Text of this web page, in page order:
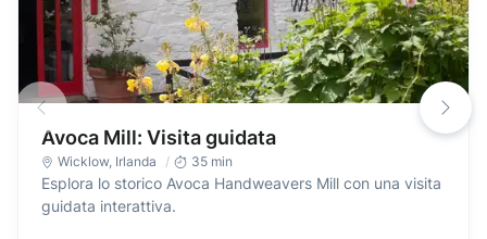
Avoca Mill: Visita guidata
Wicklow, Irlanda 35 min
Esplora lo storico Avoca Handweavers Mill con una visita
guidata interattiva.